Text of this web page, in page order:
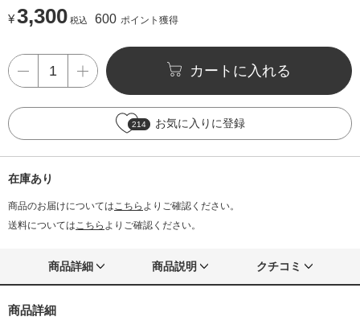
¥3,300 税込 600 ポイント獲得
カートに入れる
214 お気に入りに登録
在庫あり
商品のお届けについてはこちら よりご確認ください。
送料についてはこちら よりご確認ください。
商品詳細 商品説明 クチコミ
商品詳細